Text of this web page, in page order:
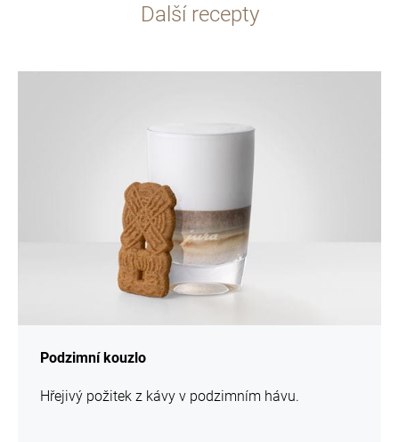
Další recepty
Podzimní kouzlo
Hřejivý požitek z kávy v podzimním hávu.